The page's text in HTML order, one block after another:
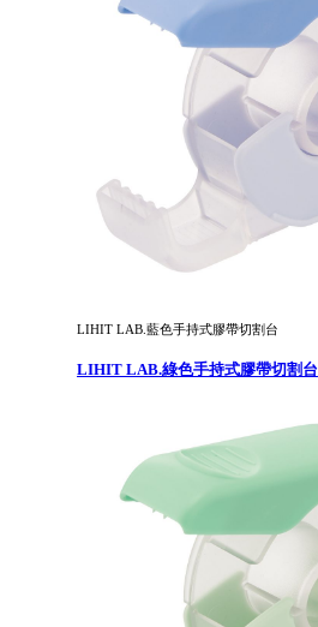
LIHIT LAB.藍色手持式膠帶切割台
LIHIT LAB.綠色手持式膠帶切割台